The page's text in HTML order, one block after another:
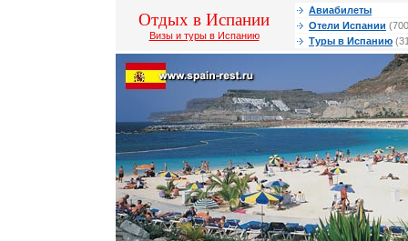
Отдых в Испании
Визы и туры в Испанию
Авиабилеты
Отели Испании
Туры в Испанию